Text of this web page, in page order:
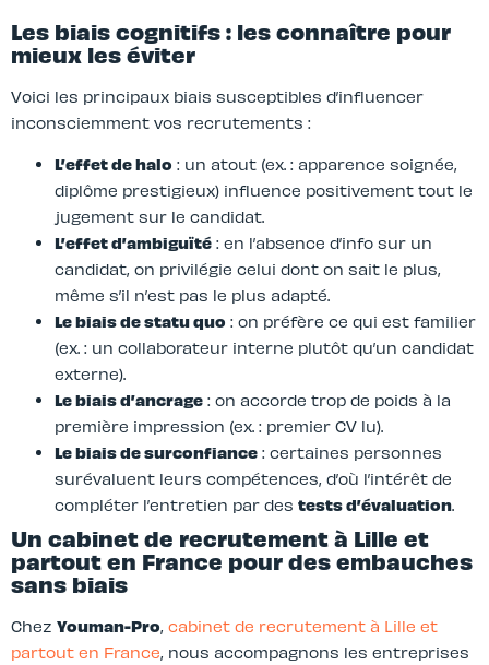
Les biais cognitifs : les connaître pour
mieux les éviter
Voici les principaux biais susceptibles d’influencer
inconsciemment vos recrutements :
L’effet de halo : un atout (ex. : apparence soignée,
diplôme prestigieux) influence positivement tout le
jugement sur le candidat.
L’effet d’ambiguïté : en l’absence d’info sur un
candidat, on privilégie celui dont on sait le plus,
même s’il n’est pas le plus adapté.
Le biais de statu quo : on préfère ce qui est familier
(ex. : un collaborateur interne plutôt qu’un candidat
externe).
Le biais d’ancrage : on accorde trop de poids à la
première impression (ex. : premier CV lu).
Le biais de surconfiance : certaines personnes
surévaluent leurs compétences, d’où l’intérêt de
compléter l’entretien par des tests d’évaluation.
Un cabinet de recrutement à Lille et
partout en France pour des embauches
sans biais
Chez Youman-Pro, cabinet de recrutement à Lille et
partout en France, nous accompagnons les entreprises